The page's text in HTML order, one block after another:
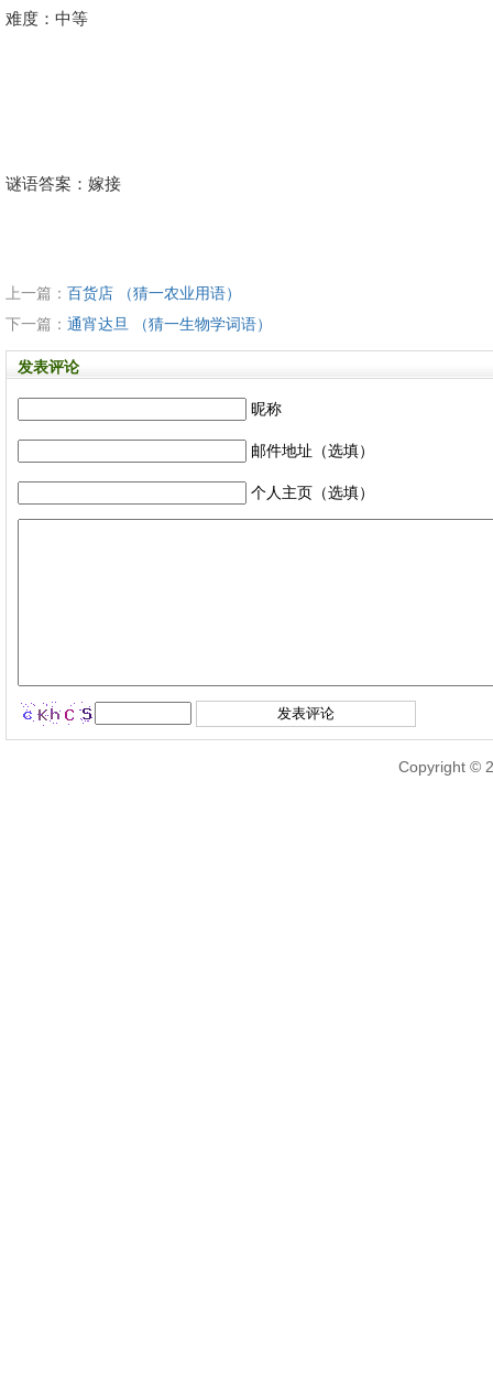
难度：中等
谜语答案：嫁接
上一篇： 百货店 （猜一农业用语）
下一篇： 通宵达旦 （猜一生物学词语）
发表评论
昵称
邮件地址（选填）
个人主页（选填）
Copyright ©